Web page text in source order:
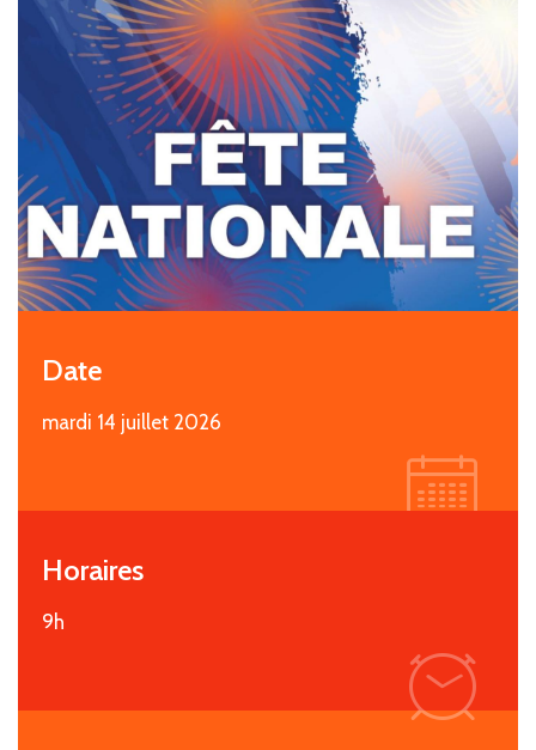
Date
mardi 14 juillet 2026
Horaires
9h